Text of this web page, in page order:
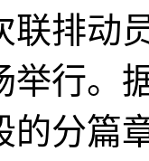
联排动
举行。
的分篇